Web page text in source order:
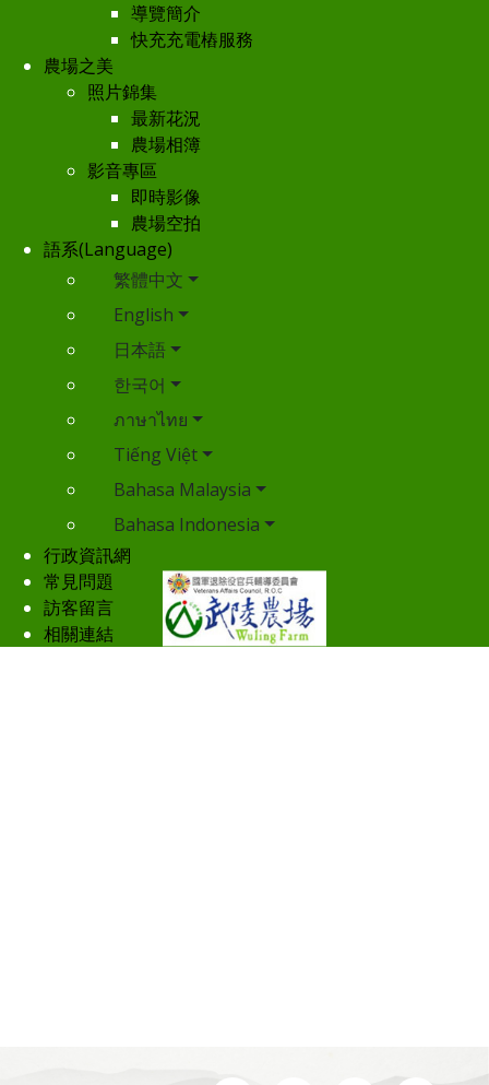
導覽簡介
快充充電樁服務
農場之美
照片錦集
最新花況
農場相簿
影音專區
即時影像
農場空拍
語系(Language)
繁體中文
English
日本語
한국어
ภาษาไทย
Tiếng Việt
Bahasa Malaysia
Bahasa Indonesia
行政資訊網
常見問題
訪客留言
相關連結